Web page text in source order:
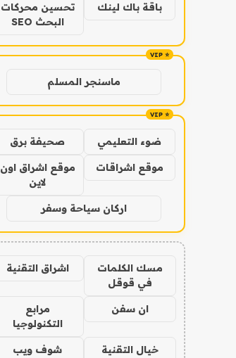
باقة باك لينك
تحسين محركات
البحث SEO
ماسنجر المسلم
ضوء التعليمي صحيفة برق
موقع اشراقات
موقع اشراق اون
لاين
اركان سياحة وسفر
مسك الكلمات
في قوقل
اشراق التقنية
ان سفن
مرابع
التكنولوجيا
خيال التقنية شوف ويب